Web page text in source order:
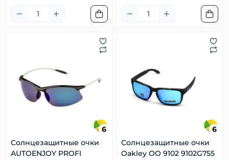
6
Солнцезащитные очки
AUTOENJOY PROFI
6
Солнцезащитные очки
Oakley OO 9102 9102G755